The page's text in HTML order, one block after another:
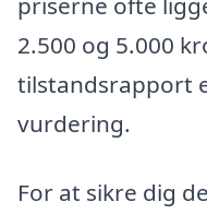
2.500 og 5.000
tilstandsrapport
vurdering.
For at sikre dig